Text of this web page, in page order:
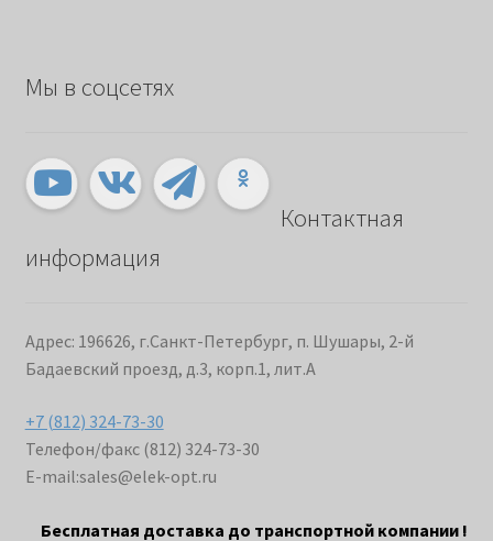
Мы в соцсетях
Контактная
информация
Адрес: 196626, г.Санкт-Петербург, п. Шушары, 2-й
Бадаевский проезд, д.3, корп.1, лит.А
+7 (812) 324-73-30
Телефон/факс (812) 324-73-30
E-mail:sales@elek-opt.ru
Бесплатная доставка до транспортной компании !